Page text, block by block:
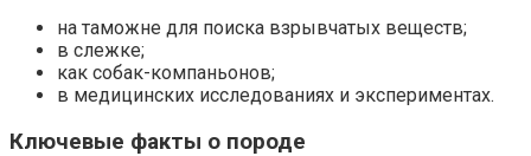
на таможне для поиска взрывчатых веществ;
в слежке;
как собак-компаньонов;
в медицинских исследованиях и экспериментах.
Ключевые факты о породе